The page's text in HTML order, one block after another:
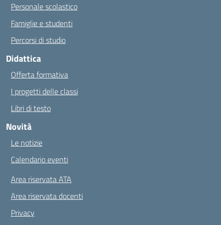
Personale scolastico
Famiglie e studenti
Percorsi di studio
Didattica
Offerta formativa
I progetti delle classi
Libri di testo
Novità
Le notizie
Calendario eventi
Area riservata ATA
Area riservata docenti
Privacy